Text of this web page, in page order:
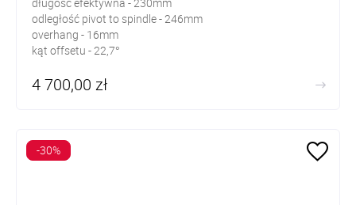
odległość pivot to spindle - 246mm
overhang - 16mm
kąt offsetu - 22,7°
4 700,00 zł
-30%